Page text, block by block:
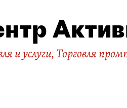
и услуги,Торговля